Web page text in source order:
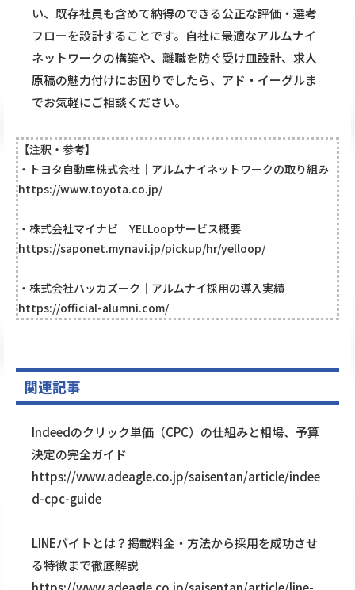
い、既存社員も含めて納得のできる公正な評価・選考
フローを設計することです。自社に最適なアルムナイ
ネットワークの構築や、離職を防ぐ受け皿設計、求人
原稿の魅力付けにお困りでしたら、アド・イーグルま
でお気軽にご相談ください。
【注釈・参考】
・トヨタ自動車株式会社｜アルムナイネットワークの取り組み
https://www.toyota.co.jp/
・株式会社マイナビ｜YELLoopサービス概要
https://saponet.mynavi.jp/pickup/hr/yelloop/
・株式会社ハッカズーク｜アルムナイ採用の導入実績
https://official-alumni.com/
関連記事
Indeedのクリック単価（CPC）の仕組みと相場、予算
決定の完全ガイド
https://www.adeagle.co.jp/saisentan/article/indee
d-cpc-guide
LINEバイトとは？掲載料金・方法から採用を成功させ
る特徴まで徹底解説